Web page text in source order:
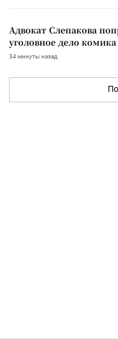
Адвокат Слепакова
уголовное дело комика
34 минуты назад